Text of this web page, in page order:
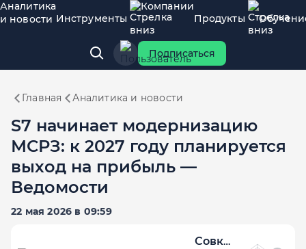
Аналитика
и новости Инструменты
Компании
Продукты
Подписаться
Главная Аналитика и новости
S7 начинает модернизацию
МСРЗ: к 2027 году планируется
выход на прибыль —
Ведомости
22 мая 2026 в 09:59
Совкомфлот